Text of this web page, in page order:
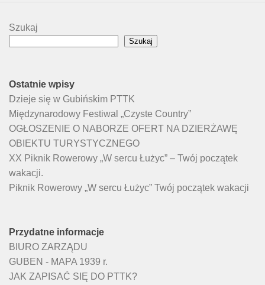
Szukaj
Szukaj
Ostatnie wpisy
Dzieje się w Gubińskim PTTK
Międzynarodowy Festiwal „Czyste Country”
OGŁOSZENIE O NABORZE OFERT NA DZIERŻAWĘ
OBIEKTU TURYSTYCZNEGO
XX Piknik Rowerowy „W sercu Łużyc” – Twój początek
wakacji.
Piknik Rowerowy „W sercu Łużyc” Twój początek wakacji
Przydatne informacje
BIURO ZARZĄDU
GUBEN - MAPA 1939 r.
JAK ZAPISAĆ SIĘ DO PTTK?